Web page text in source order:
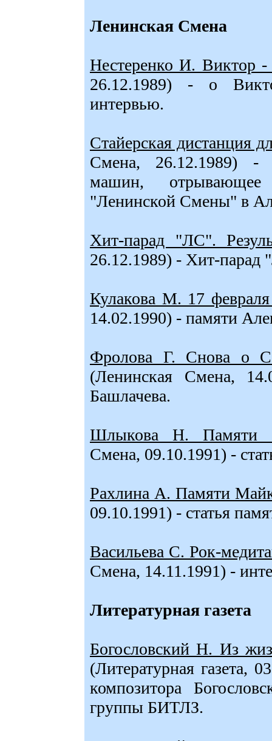
Ленинская Смена
Нестеренко И. Виктор -
26.12.1989) - о
интервью.
Стайерская
Смена, 26.12.1989) -
машин, отрывающее
"Ленинской Смены" в
Хит-парад "ЛС".
26.12.1989) - Хит-парад
Кулакова М. 17 февраля
14.02.1990) - памяти
Фролова Г. Снова о
(Ленинская Смена,
Башлачева.
Шлыкова Н. Памяти
Смена, 09.10.1991) -
Рахлина А. Памяти
09.10.1991) - статья
Васильева С. Рок-
Смена, 14.11.1991) -
Литературная газета
Богословский Н. Из
(Литературная газета,
композитора
группы БИТЛЗ.